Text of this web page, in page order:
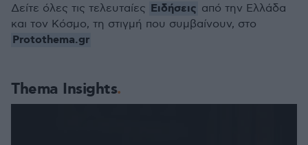
Thema Insights
Δείτε όλες τις τελευταίες Ειδήσεις από την Ελλάδα
και τον Κόσμο, τη στιγμή που συμβαίνουν, στο
Protothema.gr